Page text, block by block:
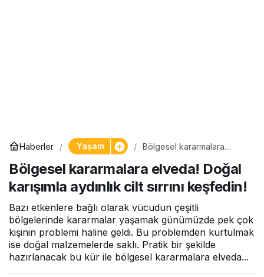
Haberler Yaşam
Bölgesel kararmalara
aydınlık cilt sırrını keşfedin!
Bölgesel kararmalara elveda! Doğal
karışımla aydınlık cilt sırrını keşfedin!
Bazı etkenlere bağlı olarak vücudun çeşitli
bölgelerinde kararmalar yaşamak günümüzde pek çok
kişinin problemi haline geldi. Bu problemden kurtulmak
ise doğal malzemelerde saklı. Pratik bir şekilde
hazırlanacak bu kür ile bölgesel kararmalara elveda...